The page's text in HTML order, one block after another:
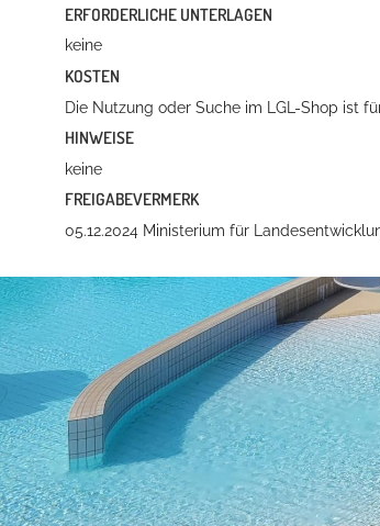
ERFORDERLICHE UNTERLAGEN
keine
KOSTEN
Die Nutzung oder Suche im LGL-Shop ist
HINWEISE
keine
FREIGABEVERMERK
05.12.2024 Ministerium für
Anschrift und Bankverbindung
Stadt Hockenheim
Rathausstraße 1
68766 Hockenheim
Postanschrift
Postfach 15 48
68758 Hockenheim
Bankverbindung